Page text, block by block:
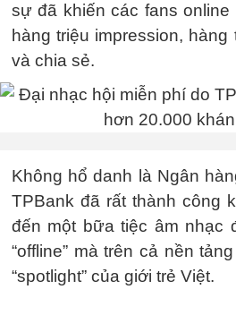
sự đã khiến các fans
hàng triệu impression,
và chia sẻ.
Không hổ danh là Ngân
TPBank đã rất thành công
đến một bữa tiệc âm nhạc
“offline” mà trên cả nền
“spotlight” của giới trẻ Việt.